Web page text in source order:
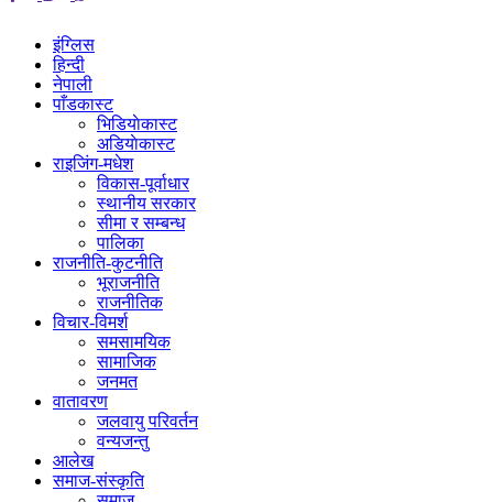
इंग्लिस
हिन्दी
नेपाली
पाँडकास्ट
भिडियाेकास्ट
अडियाेकास्ट
राइजिंग-मधेश
विकास-पूर्वाधार
स्थानीय सरकार
सीमा र सम्बन्ध
पालिका
राजनीति-कुटनीति
भूराजनीति
राजनीतिक
विचार-विमर्श
समसामयिक
सामाजिक
जनमत
वातावरण
जलवायु परिवर्तन
वन्यजन्तु
आलेख
समाज-संस्कृति